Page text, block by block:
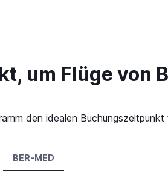
um Flüge von
den idealen
BER-MED